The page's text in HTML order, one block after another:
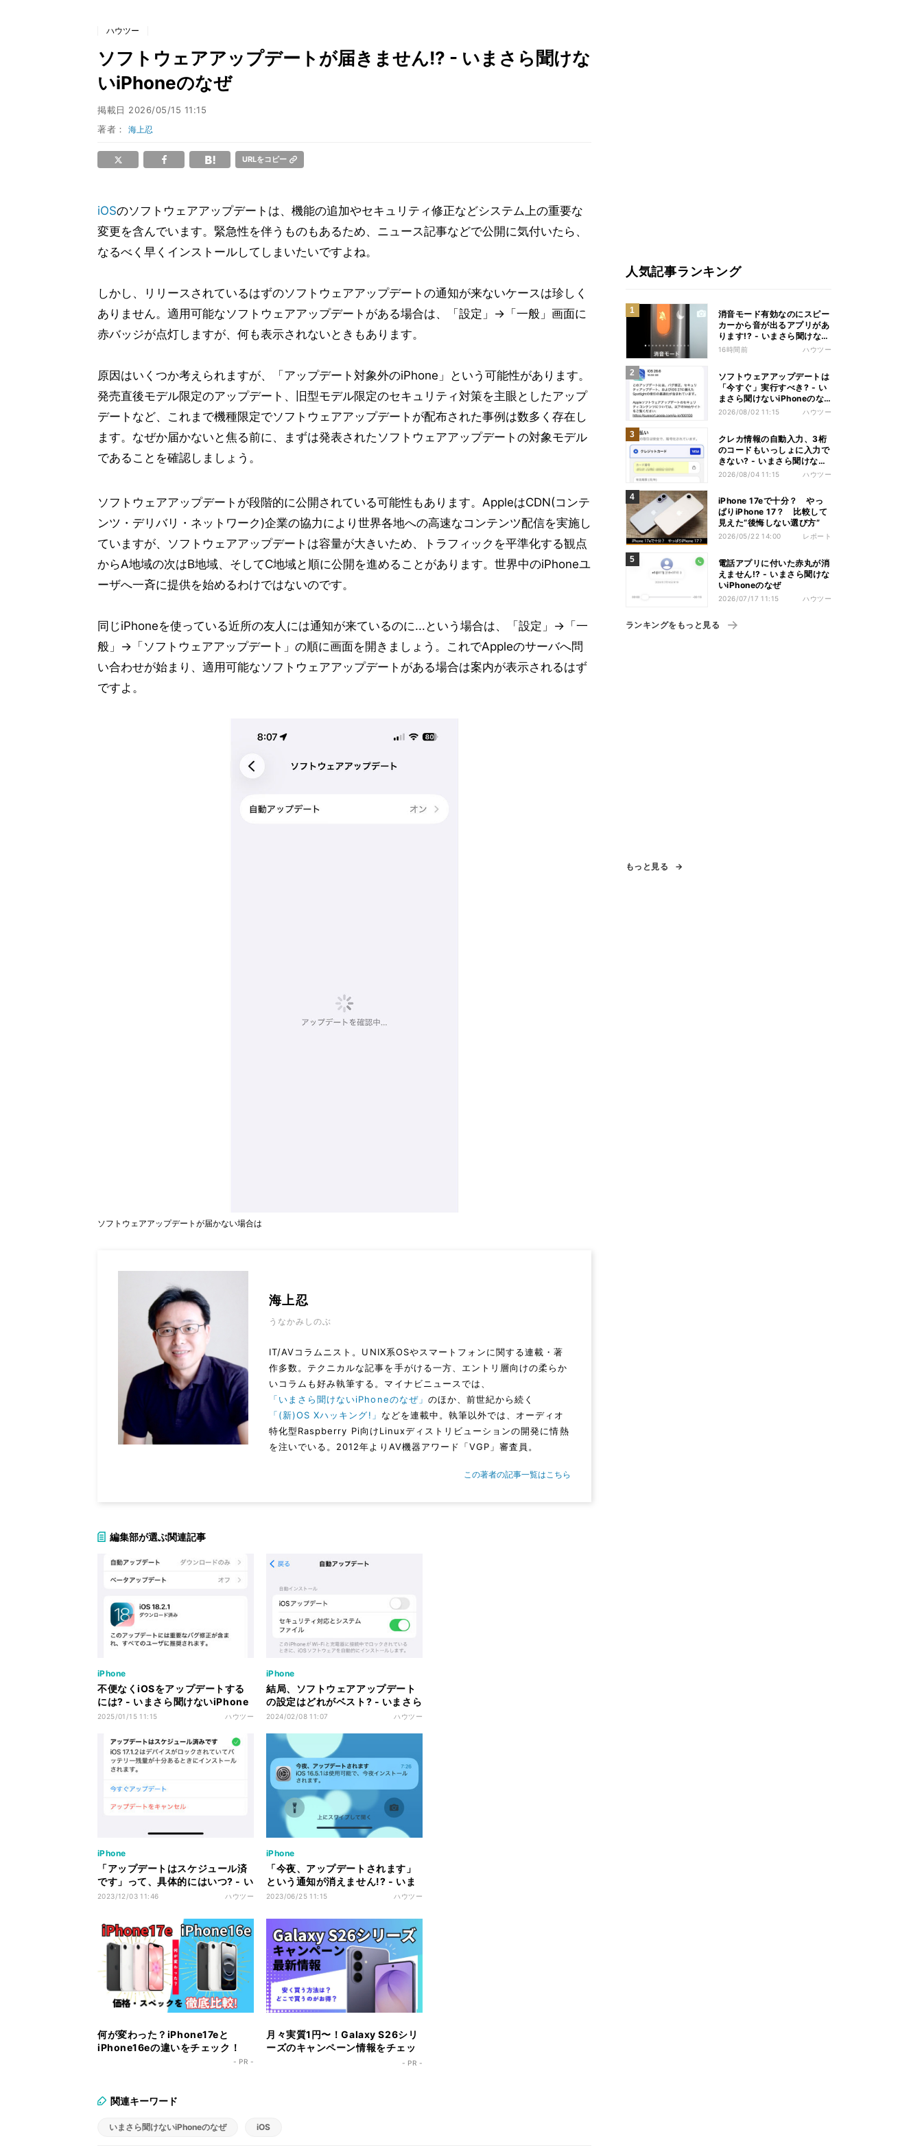
ハウツー
ソフトウェアアップデートが届きません!? - いまさら聞けな
いiPhoneのなぜ
掲載日 2026/05/15 11:15
著者：海上忍
URLをコピー
iOSのソフトウェアアップデートは、機能の追加やセキュリティ修正などシステム上の重要な
変更を含んでいます。緊急性を伴うものもあるため、ニュース記事などで公開に気付いたら、
なるべく早くインストールしてしまいたいですよね。
しかし、リリースされているはずのソフトウェアアップデートの通知が来ないケースは珍しく
ありません。適用可能なソフトウェアアップデートがある場合は、「設定」→「一般」画面に
赤バッジが点灯しますが、何も表示されないときもあります。
原因はいくつか考えられますが、「アップデート対象外のiPhone」という可能性があります。
発売直後モデル限定のアップデート、旧型モデル限定のセキュリティ対策を主眼としたアップ
デートなど、これまで機種限定でソフトウェアアップデートが配布された事例は数多く存在し
ます。なぜか届かないと焦る前に、まずは発表されたソフトウェアアップデートの対象モデル
であることを確認しましょう。
ソフトウェアアップデートが段階的に公開されている可能性もあります。AppleはCDN(コンテ
ンツ・デリバリ・ネットワーク)企業の協力により世界各地への高速なコンテンツ配信を実施し
ていますが、ソフトウェアアップデートは容量が大きいため、トラフィックを平準化する観点
からA地域の次はB地域、そしてC地域と順に公開を進めることがあります。世界中のiPhoneユ
ーザへ一斉に提供を始めるわけではないのです。
同じiPhoneを使っている近所の友人には通知が来ているのに...という場合は、「設定」→「一
般」→「ソフトウェアアップデート」の順に画面を開きましょう。これでAppleのサーバへ問
い合わせが始まり、適用可能なソフトウェアアップデートがある場合は案内が表示されるはず
ですよ。
ソフトウェアアップデートが届かない場合は
海上忍
うなかみしのぶ
IT/AVコラムニスト。UNIX系OSやスマートフォンに関する連載・著
作多数。テクニカルな記事を手がける一方、エントリ層向けの柔らか
いコラムも好み執筆する。マイナビニュースでは、
「いまさら聞けないiPhoneのなぜ」 のほか、前世紀から続く
「(新)OS Xハッキング!」 などを連載中。執筆以外では、オーディオ
特化型Raspberry Pi向けLinuxディストリビューションの開発に情熱
を注いでいる。2012年よりAV機器アワード「VGP」審査員。
この著者の記事一覧はこちら
編集部が選ぶ関連記事
iPhone
不便なくiOSをアップデートする
には? - いまさら聞けないiPhone
のなぜ
2025/01/15 11:15 ハウツー
iPhone
結局、ソフトウェアアップデート
の設定はどれがベスト? - いまさら
聞けないiPhoneのなぜ
2024/02/08 11:07 ハウツー
iPhone
「アップデートはスケジュール済
です」って、具体的にはいつ? - い
まさら聞けないiPhoneのなぜ
2023/12/03 11:46 ハウツー
iPhone
「今夜、アップデートされます」
という通知が消えません!? - いま
さら聞けないiPhoneのなぜ
2023/06/25 11:15 ハウツー
何が変わった？iPhone17eと
iPhone16eの違いをチェック！
- PR -
月々実質1円〜！Galaxy S26シリ
ーズのキャンペーン情報をチェッ
- PR -
関連キーワード
いまさら聞けないiPhoneのなぜ iOS
人気記事ランキング
消音モード有効なのにスピー
カーから音が出るアプリがあ
ります!? - いまさら聞けない
iPhoneのなぜ
16時間前 ハウツー
ソフトウェアアップデートは
「今すぐ」実行すべき? - い
まさら聞けないiPhoneのな
ぜ
2026/08/02 11:15 ハウツー
クレカ情報の自動入力、3桁
のコードもいっしょに入力で
きない? - いまさら聞けない
iPhoneのなぜ
2026/08/04 11:15 ハウツー
iPhone 17eで十分？ やっ
ぱりiPhone 17？ 比較して
見えた“後悔しない選び方”
2026/05/22 14:00 レポート
電話アプリに付いた赤丸が消
えません!? - いまさら聞けな
いiPhoneのなぜ
2026/07/17 11:15 ハウツー
ランキングをもっと見る
もっと見る